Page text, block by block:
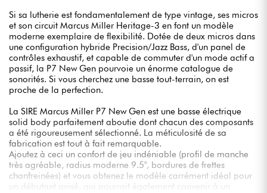
Si sa lutherie est fondamentalement de type vintage, ses micros
et son circuit Marcus Miller Heritage-3 en font un modèle
moderne exemplaire de flexibilité. Dotée de deux micros dans
une configuration hybride Precision/Jazz Bass, d'un panel de
contrôles exhaustif, et capable de commuter d'un mode actif a
passif, la P7 New Gen pourvoie un énorme catalogue de
sonorités. Si vous cherchez une basse tout-terrain, on est
proche de la perfection.
La SIRE Marcus Miller P7 New Gen est une basse électrique
solid body parfaitement aboutie dont chacun des composants
a été rigoureusement sélectionné. La méticulosité de sa
fabrication est tout à fait remarquable.
Ajoutez à ceci un confort de jeu indéniable (profil de manche
très agréable, radius moderne 9.5", bordures de frettes
chanfreinées) et vous obtenez le modèle carrément idéal pour
un débutant avisé, qui pourrait également convenir à un